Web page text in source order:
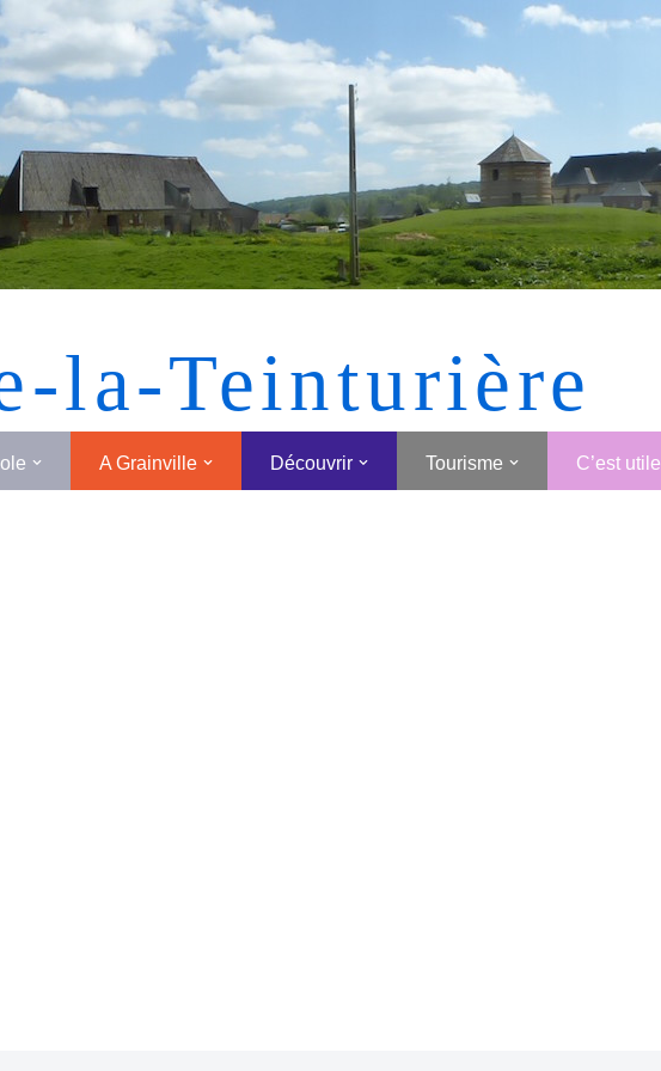
[MONTRER SOUS FORME DE VIGNETTES]
la-Teinturière
A Grainville Découvrir Tourisme C’est utile